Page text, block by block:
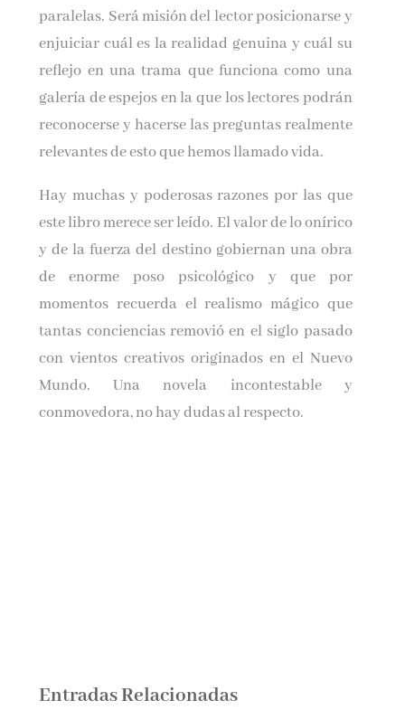
paralelas. Será misión del lector posicionarse y
enjuiciar cuál es la realidad genuina y cuál su
reflejo en una trama que funciona como una
galería de espejos en la que los lectores podrán
reconocerse y hacerse las preguntas realmente
relevantes de esto que hemos llamado vida.
Hay muchas y poderosas razones por las que
este libro merece ser leído. El valor de lo onírico
y de la fuerza del destino gobiernan una obra
de enorme poso psicológico y que por
momentos recuerda el realismo mágico que
tantas conciencias removió en el siglo pasado
con vientos creativos originados en el Nuevo
Mundo. Una novela incontestable y
conmovedora, no hay dudas al respecto.
Entradas Relacionadas